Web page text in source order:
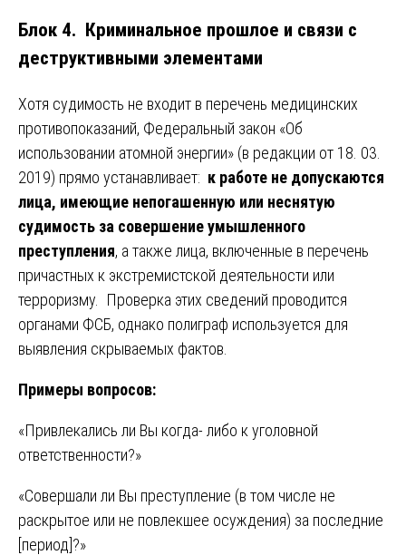
Блок 4. Криминальное прошлое и связи с
деструктивными элементами
Хотя судимость не входит в перечень медицинских
противопоказаний, Федеральный закон «Об
использовании атомной энергии» (в редакции от 18. 03.
2019) прямо устанавливает: к работе не допускаются
лица, имеющие непогашенную или неснятую
судимость за совершение умышленного
преступления, а также лица, включенные в перечень
причастных к экстремистской деятельности или
терроризму. Проверка этих сведений проводится
органами ФСБ, однако полиграф используется для
выявления скрываемых фактов.
Примеры вопросов:
«Привлекались ли Вы когда- либо к уголовной
ответственности?»
«Совершали ли Вы преступление (в том числе не
раскрытое или не повлекшее осуждения) за последние
[период]?»